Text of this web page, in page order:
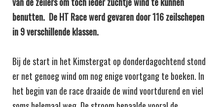
benutten. De HT Race werd gevaren door 116 zeilschepen
in 9 verschillende klassen.
Bij de start in het Kimstergat op donderdagochtend stond
er net genoeg wind om nog enige voortgang te boeken. In
het begin van de race draaide de wind voortdurend en viel